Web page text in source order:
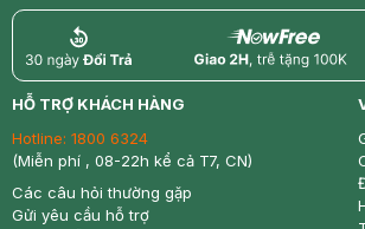
return nowfree
HỖ TRỢ KHÁCH HÀNG
Hotline: 1800 6324
(Miễn phí , 08-22h kể cả T7, CN)
Các câu hỏi thường gặp
Gửi yêu cầu hỗ trợ